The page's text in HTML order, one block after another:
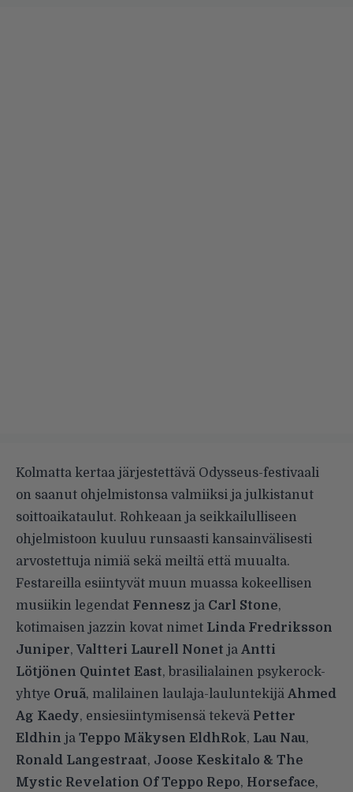
Kolmatta kertaa järjestettävä Odysseus-festivaali
on saanut ohjelmistonsa valmiiksi ja julkistanut
soittoaikataulut. Rohkeaan ja seikkailulliseen
ohjelmistoon kuuluu runsaasti kansainvälisesti
arvostettuja nimiä sekä meiltä että muualta.
Festareilla esiintyvät muun muassa kokeellisen
musiikin legendat Fennesz ja Carl Stone,
kotimaisen jazzin kovat nimet Linda Fredriksson
Juniper, Valtteri Laurell Nonet ja Antti
Lötjönen Quintet East, brasilialainen psykerock-
yhtye Oruã, malilainen laulaja-lauluntekijä Ahmed
Ag Kaedy, ensiesiintymisensä tekevä Petter
Eldhin ja Teppo Mäkysen EldhRok, Lau Nau,
Ronald Langestraat, Joose Keskitalo & The
Mystic Revelation Of Teppo Repo, Horseface,